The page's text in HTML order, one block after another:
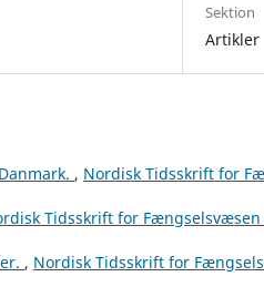
Sektion
Artikler
, Nordisk Tidsskrift for
Tidsskrift for
, Nordisk Tidsskrift for